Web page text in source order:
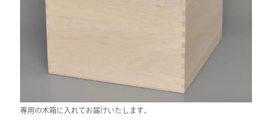
専用の木箱に入れてお届けいたします。